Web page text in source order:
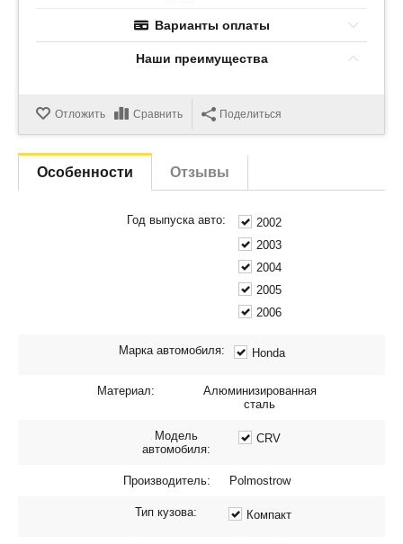
Варианты оплаты
Наши преимущества
Отложить Сравнить Поделиться
Особенности Отзывы
Год выпуска авто:
2002
2003
2004
2005
2006
Марка автомобиля: Honda
Материал:
Алюминизированная
сталь
Модель
автомобиля:
CRV
Производитель: Polmostrow
Тип кузова: Компакт